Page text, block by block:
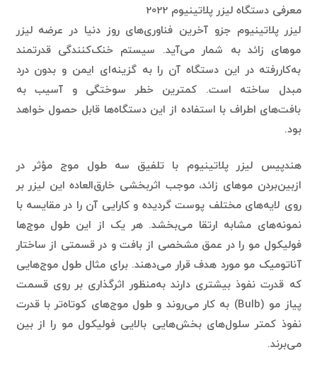
معرفی دستگاه لیزر پلاتینیوم 2022
لیزر پلاتینیوم جزو آخرین فناوری‌های روز دنیا در عرضه لیزر
موهای زائد به شمار می‌آید. سیستم خنک‌کنندگی قدرتمند
به‌کاررفته در این دستگاه آن را به گزینه‌ای ایمن و بدون درد
مبدل ساخته است. کمترین خطر سوختگی و آسیب به
بافت‌های اطراف با استفاده از این دستگاه‌ها قابل حصول خواهد
بود.
هندپیس لیزر پلاتینیوم با تلفیق سه طول موج مؤثر در
ازبین‌بردن موهای زائد، موجب اثربخشی خارق‌العاده این لیزر بر
روی لایه‌های مختلف پوست گردیده و کارایی آن را در مقایسه با
نمونه‌های مشابه ارتقا می‌بخشد. هر یک از این طول موج‌ها
فولیکول مو را در عمق مشخصی از بافت و در قسمتی از ساختار
آناتومیک مو مورد هدف قرار می‌دهند. برای مثال طول موج‌هایی
که قدرت نفوذ بیشتری دارند به‌منظور اثرگذاری بر روی قسمت
پیاز مو (Bulb) به کار می‌روند و طول موج‌های کوتاه‌تر با قدرت
نفوذ کمتر سلول‌های بخش‌هایی بالایی فولیکول مو را از بین
می‌برند.